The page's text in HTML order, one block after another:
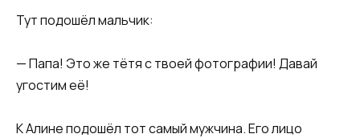
Тут подошёл мальчик:
— Папа! Это же тётя с твоей фотографии! Давай
угостим её!
К Алине подошёл тот самый мужчина. Его лицо